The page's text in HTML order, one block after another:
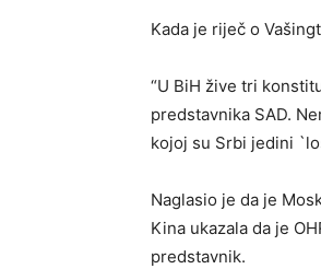
Kada je riječ o
“U BiH žive tri
predstavnika SAD.
kojoj su Srbi jedini
Naglasio je da je
Kina ukazala da je
predstavnik.